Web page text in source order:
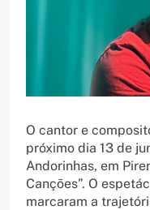
O cantor e
próximo dia 13 de
Andorinhas, em
Canções”. O
marcaram a